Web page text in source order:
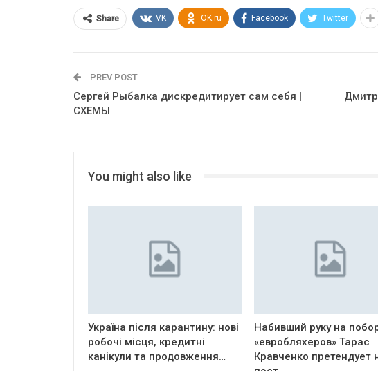
Share VK OK.ru Facebook Twitter
PREV POST
Сергей Рыбалка дискредитирует сам себя |
СХЕМЫ
You might also like
Україна після карантину: нові
робочі місця, кредитні
канікули та продовження…
Набивший руку на
«евробляхеров» Тарас
Кравченко претендует